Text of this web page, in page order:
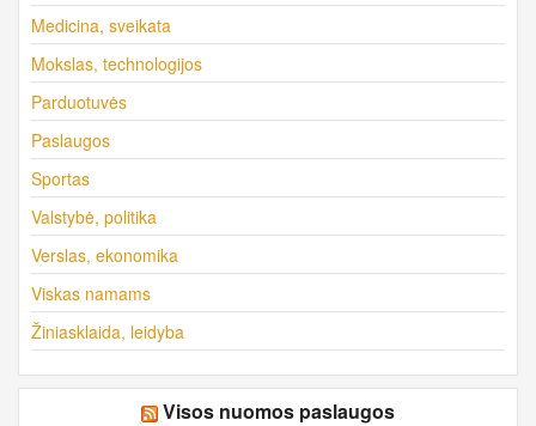
Medicina, sveikata
Mokslas, technologijos
Parduotuvės
Paslaugos
Sportas
Valstybė, politika
Verslas, ekonomika
Viskas namams
Žiniasklaida, leidyba
Visos nuomos paslaugos